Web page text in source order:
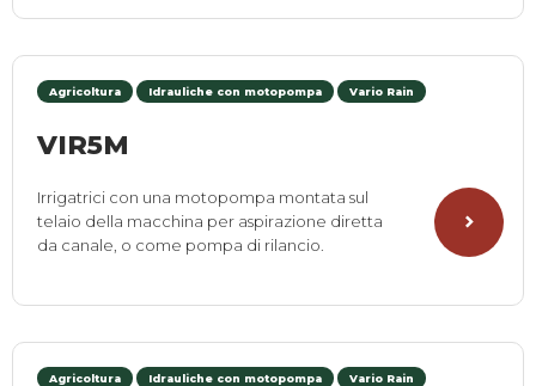
Agricoltura Idrauliche con motopompa Vario Rain
VIR5M
Irrigatrici con una motopompa montata sul
telaio della macchina per aspirazione diretta
da canale, o come pompa di rilancio.
Agricoltura Idrauliche con motopompa Vario Rain